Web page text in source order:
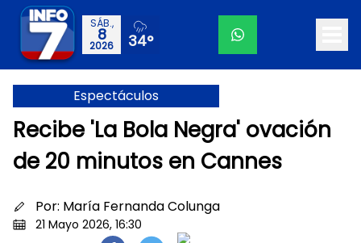
SÁB.,
8
2026 34°
Espectáculos
Recibe 'La Bola Negra' ovación
de 20 minutos en Cannes
Por: María Fernanda Colunga
21 Mayo 2026, 16:30